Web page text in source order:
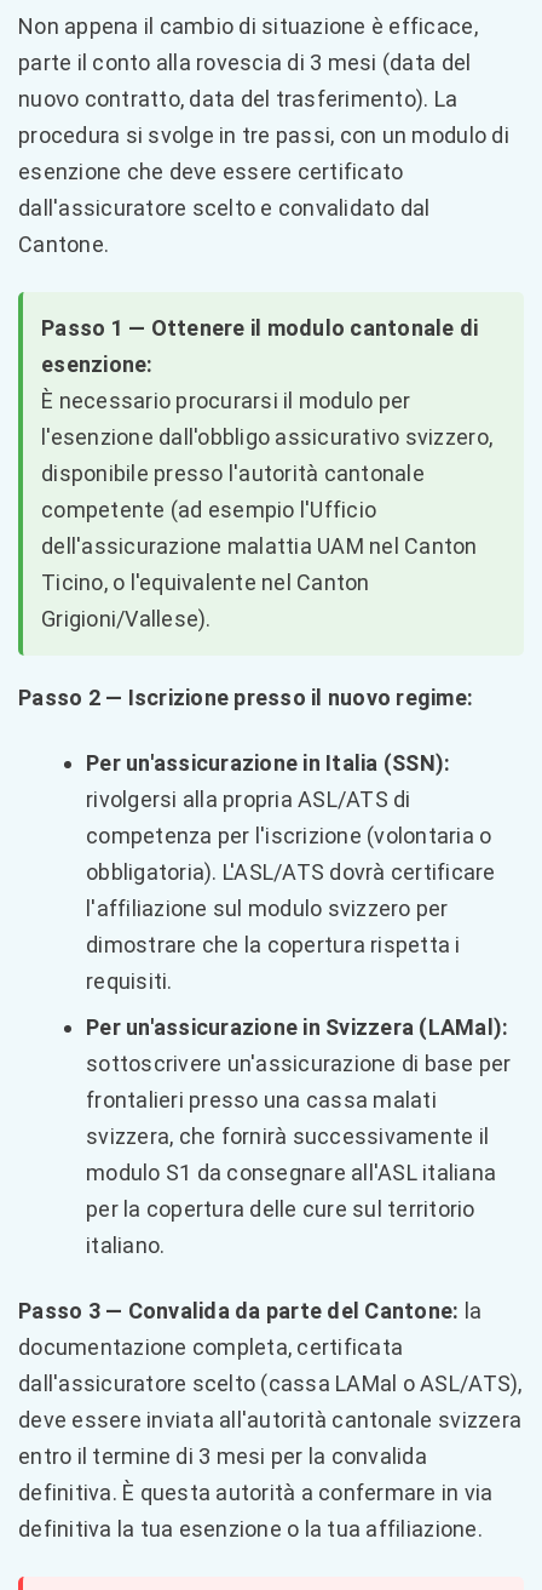
Non appena il cambio di situazione è efficace,
parte il conto alla rovescia di 3 mesi (data del
nuovo contratto, data del trasferimento). La
procedura si svolge in tre passi, con un modulo di
esenzione che deve essere certificato
dall'assicuratore scelto e convalidato dal
Cantone.
Passo 1 — Ottenere il modulo cantonale di
esenzione:
È necessario procurarsi il modulo per
l'esenzione dall'obbligo assicurativo svizzero,
disponibile presso l'autorità cantonale
competente (ad esempio l'Ufficio
dell'assicurazione malattia UAM nel Canton
Ticino, o l'equivalente nel Canton
Grigioni/Vallese).
Passo 2 — Iscrizione presso il nuovo regime:
Per un'assicurazione in Italia (SSN):
rivolgersi alla propria ASL/ATS di
competenza per l'iscrizione (volontaria o
obbligatoria). L'ASL/ATS dovrà certificare
l'affiliazione sul modulo svizzero per
dimostrare che la copertura rispetta i
requisiti.
Per un'assicurazione in Svizzera (LAMal):
sottoscrivere un'assicurazione di base per
frontalieri presso una cassa malati
svizzera, che fornirà successivamente il
modulo S1 da consegnare all'ASL italiana
per la copertura delle cure sul territorio
italiano.
Passo 3 — Convalida da parte del Cantone: la
documentazione completa, certificata
dall'assicuratore scelto (cassa LAMal o ASL/ATS),
deve essere inviata all'autorità cantonale svizzera
entro il termine di 3 mesi per la convalida
definitiva. È questa autorità a confermare in via
definitiva la tua esenzione o la tua affiliazione.